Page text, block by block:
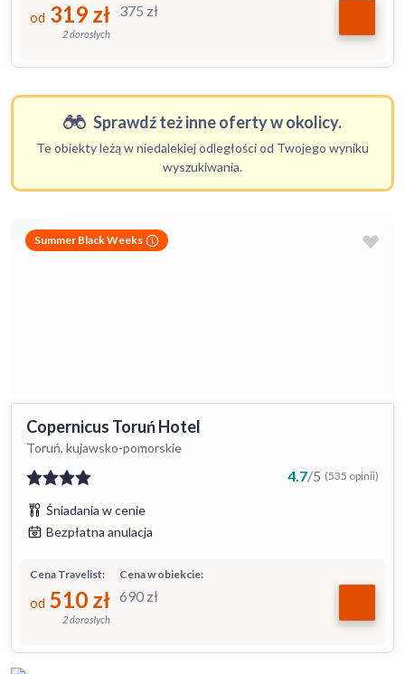
375 zł
od 319 zł
2 dorosłych
Sprawdź też inne oferty w okolicy.
Te obiekty leżą w niedalekiej odległości od Twojego wyniku
wyszukiwania.
Summer Black Weeks
Copernicus Toruń Hotel
Toruń, kujawsko-pomorskie
4.7/5 (535 opinii)
Śniadania w cenie
Bezpłatna anulacja
Cena w obiekcie:
690 zł
Cena Travelist:
od 510 zł
2 dorosłych